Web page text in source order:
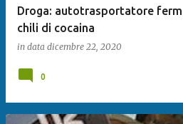
Droga: autotrasportatore
chili di cocaina
in data dicembre 22, 2020
0